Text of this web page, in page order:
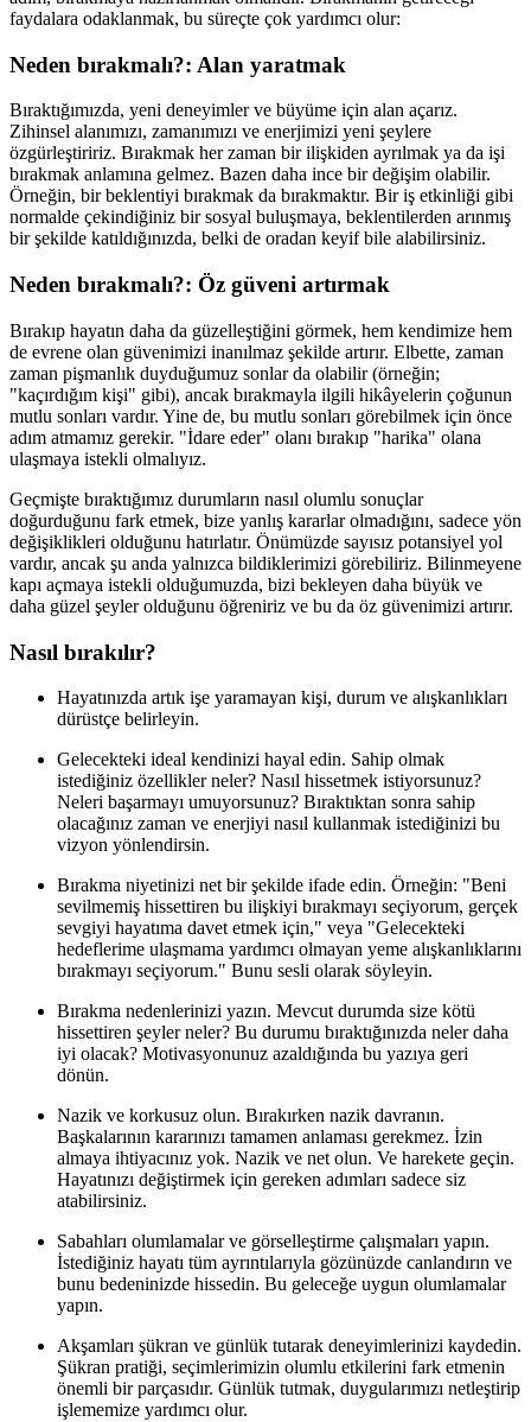
faydalara odaklanmak, bu süreçte çok yardımcı olur:
Neden bırakmalı?: Alan yaratmak
Bıraktığımızda, yeni deneyimler ve büyüme için alan açarız.
Zihinsel alanımızı, zamanımızı ve enerjimizi yeni şeylere
özgürleştiririz. Bırakmak her zaman bir ilişkiden ayrılmak ya da işi
bırakmak anlamına gelmez. Bazen daha ince bir değişim olabilir.
Örneğin, bir beklentiyi bırakmak da bırakmaktır. Bir iş etkinliği gibi
normalde çekindiğiniz bir sosyal buluşmaya, beklentilerden arınmış
bir şekilde katıldığınızda, belki de oradan keyif bile alabilirsiniz.
Neden bırakmalı?: Öz güveni artırmak
Bırakıp hayatın daha da güzelleştiğini görmek, hem kendimize hem
de evrene olan güvenimizi inanılmaz şekilde artırır. Elbette, zaman
zaman pişmanlık duyduğumuz sonlar da olabilir (örneğin;
"kaçırdığım kişi" gibi), ancak bırakmayla ilgili hikâyelerin çoğunun
mutlu sonları vardır. Yine de, bu mutlu sonları görebilmek için önce
adım atmamız gerekir. "İdare eder" olanı bırakıp "harika" olana
ulaşmaya istekli olmalıyız.
Geçmişte bıraktığımız durumların nasıl olumlu sonuçlar
doğurduğunu fark etmek, bize yanlış kararlar olmadığını, sadece yön
değişiklikleri olduğunu hatırlatır. Önümüzde sayısız potansiyel yol
vardır, ancak şu anda yalnızca bildiklerimizi görebiliriz. Bilinmeyene
kapı açmaya istekli olduğumuzda, bizi bekleyen daha büyük ve
daha güzel şeyler olduğunu öğreniriz ve bu da öz güvenimizi artırır.
Nasıl bırakılır?
Hayatınızda artık işe yaramayan kişi, durum ve alışkanlıkları
dürüstçe belirleyin.
Gelecekteki ideal kendinizi hayal edin. Sahip olmak
istediğiniz özellikler neler? Nasıl hissetmek istiyorsunuz?
Neleri başarmayı umuyorsunuz? Bıraktıktan sonra sahip
olacağınız zaman ve enerjiyi nasıl kullanmak istediğinizi bu
vizyon yönlendirsin.
Bırakma niyetinizi net bir şekilde ifade edin. Örneğin: "Beni
sevilmemiş hissettiren bu ilişkiyi bırakmayı seçiyorum, gerçek
sevgiyi hayatıma davet etmek için," veya "Gelecekteki
hedeflerime ulaşmama yardımcı olmayan yeme alışkanlıklarını
bırakmayı seçiyorum." Bunu sesli olarak söyleyin.
Bırakma nedenlerinizi yazın. Mevcut durumda size kötü
hissettiren şeyler neler? Bu durumu bıraktığınızda neler daha
iyi olacak? Motivasyonunuz azaldığında bu yazıya geri
dönün.
Nazik ve korkusuz olun. Bırakırken nazik davranın.
Başkalarının kararınızı tamamen anlaması gerekmez. İzin
almaya ihtiyacınız yok. Nazik ve net olun. Ve harekete geçin.
Hayatınızı değiştirmek için gereken adımları sadece siz
atabilirsiniz.
Sabahları olumlamalar ve görselleştirme çalışmaları yapın.
İstediğiniz hayatı tüm ayrıntılarıyla gözünüzde canlandırın ve
bunu bedeninizde hissedin. Bu geleceğe uygun olumlamalar
yapın.
Akşamları şükran ve günlük tutarak deneyimlerinizi kaydedin.
Şükran pratiği, seçimlerimizin olumlu etkilerini fark etmenin
önemli bir parçasıdır. Günlük tutmak, duygularımızı netleştirip
işlememize yardımcı olur.